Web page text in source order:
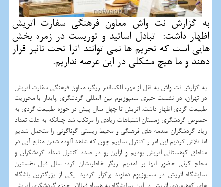
به گزارش نت واش معاون فرهنگی سفارت اتریش
اظهار داشت: تبادل اساتید و توریست در زمره بخش
هایی است كه تحریم ها نمی توانند آنرا تحت تاثیر قرار
دهند و ما هیچ مشكلی در این عرصه نداریم.
به گزارش نت واش به نقل از مهر، الكساندر ریگر، معاون فرهنگی سفارت اتریش
در تهران، در نشست خبری سمپوزیوم بین المللی گردشگری پایدار با محوریت
طبیعت گردی اظهار داشت: اتریش تا چهل سال پیش در حوزه طبیعت گردی به
خصوص گردشگری زمستان اشتباهات زیادی را مرتكب شد چنانكه به علت تعداد
زیاد گردشگران صدمه های فرهنگی و محیط زیستی گوناگونی را متحمل شدیم
اما تلاش كردیم این امر را كنترل نماییم چون كه شاهد آلوده شدن منابع آبی در
مناطق كوهستانی اتریش بودیم و ازاین رو در صدد كنترل تعداد گردشگران و
سطح كیفی حضور آنها بر آمدیم. ریگر خاطرنشان كرد: سال قبل نخستین
نمایشگاه اتریش در سمپوزیوم دماوند برگزار گردید. یكی از بزرگترین باشگاه